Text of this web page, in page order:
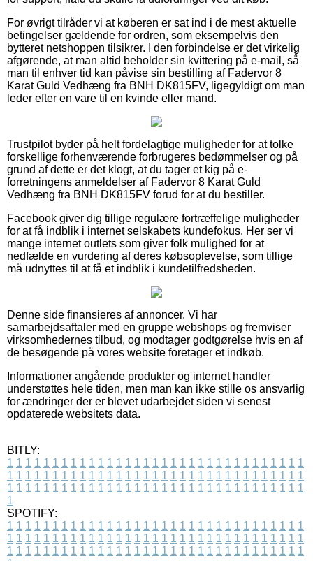
For øvrigt tilråder vi at køberen er sat ind i de mest aktuelle
betingelser gældende for ordren, som eksempelvis den
bytteret netshoppen tilsikrer. I den forbindelse er det virkelig
afgørende, at man altid beholder sin kvittering på e-mail, så
man til enhver tid kan påvise sin bestilling af Fadervor 8
Karat Guld Vedhæng fra BNH DK815FV, ligegyldigt om man
leder efter en vare til en kvinde eller mand.
Trustpilot byder på helt fordelagtige muligheder for at tolke
forskellige forhenværende forbrugeres bedømmelser og på
grund af dette er det klogt, at du tager et kig på e-
forretningens anmeldelser af Fadervor 8 Karat Guld
Vedhæng fra BNH DK815FV forud for at du bestiller.
Facebook giver dig tillige regulære fortræffelige muligheder
for at få indblik i internet selskabets kundefokus. Her ser vi
mange internet outlets som giver folk mulighed for at
nedfælde en vurdering af deres købsoplevelse, som tillige
må udnyttes til at få et indblik i kundetilfredsheden.
Denne side finansieres af annoncer. Vi har
samarbejdsaftaler med en gruppe webshops og fremviser
virksomhedernes tilbud, og modtager godtgørelse hvis en af
de besøgende på vores website foretager et indkøb.
Informationer angående produkter og internet handler
understøttes hele tiden, men man kan ikke stille os ansvarlig
for ændringer der er blevet udarbejdet siden vi senest
opdaterede websitets data.
BITLY:
1 1 1 1 1 1 1 1 1 1 1 1 1 1 1 1 1 1 1 1 1 1 1 1 1 1 1 1 1 1 1 1 1
1 1 1 1 1 1 1 1 1 1 1 1 1 1 1 1 1 1 1 1 1 1 1 1 1 1 1 1 1 1 1 1 1
1 1 1 1 1 1 1 1 1 1 1 1 1 1 1 1 1 1 1 1 1 1 1 1 1 1 1 1 1 1 1 1 1
1
SPOTIFY:
1 1 1 1 1 1 1 1 1 1 1 1 1 1 1 1 1 1 1 1 1 1 1 1 1 1 1 1 1 1 1 1 1
1 1 1 1 1 1 1 1 1 1 1 1 1 1 1 1 1 1 1 1 1 1 1 1 1 1 1 1 1 1 1 1 1
1 1 1 1 1 1 1 1 1 1 1 1 1 1 1 1 1 1 1 1 1 1 1 1 1 1 1 1 1 1 1 1 1